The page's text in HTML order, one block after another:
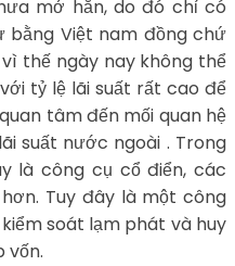
mở hẳn, do đó chỉ có
Việt nam đồng chứ
thế ngày nay không thể
tỷ lệ lãi suất rất cao để
tâm đến mối quan hệ
suất nước ngoài . Trong
là công cụ cổ điển, các
Tuy đây là một công
soát lạm phát và huy
vốn.